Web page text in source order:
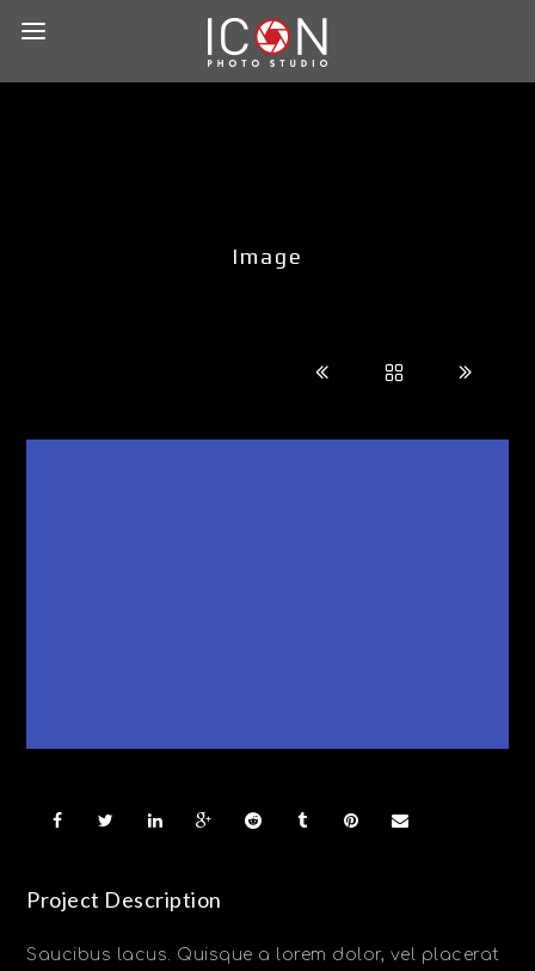
Image
Project Description
Saucibus lacus. Quisque a lorem dolor, vel placerat